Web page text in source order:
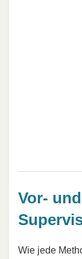
Vor-
Wie jede